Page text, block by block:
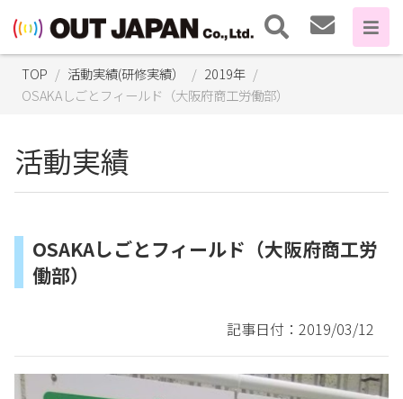
TOP 活動実績(研修実績）
2019年
OSAKAしごとフィールド（大阪府商工労働部）
活動実績
OSAKAしごとフィールド（大阪府商工労
働部）
記事日付：2019/03/12